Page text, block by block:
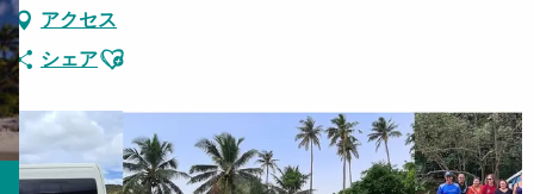
アクセス
シェアAjouter aux favoris